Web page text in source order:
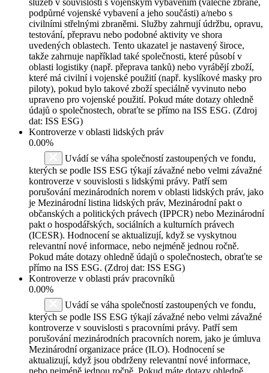
podpůrné vojenské vybavení a jeho součásti) a/nebo s
civilními střelnými zbraněmi. Služby zahrnují údržbu, opravu,
testování, přepravu nebo podobné aktivity ve shora
uvedených oblastech. Tento ukazatel je nastavený široce,
takže zahrnuje například také společnosti, které působí v
oblasti logistiky (např. přeprava tanků) nebo vyrábějí zboží,
které má civilní i vojenské použití (např. kyslíkové masky pro
piloty), pokud bylo takové zboží speciálně vyvinuto nebo
upraveno pro vojenské použití. Pokud máte dotazy ohledně
údajů o společnostech, obraťte se přímo na ISS ESG. (Zdroj
dat: ISS ESG)
Kontroverze v oblasti lidských práv
0.00%
Uvádí se váha společností zastoupených ve fondu,
kterých se podle ISS ESG týkají závažné nebo velmi závažné
kontroverze v souvislosti s lidskými právy. Patří sem
porušování mezinárodních norem v oblasti lidských práv, jako
je Mezinárodní listina lidských práv, Mezinárodní pakt o
občanských a politických právech (IPPCR) nebo Mezinárodní
pakt o hospodářských, sociálních a kulturních právech
(ICESR). Hodnocení se aktualizují, když se vyskytnou
relevantní nové informace, nebo nejméně jednou ročně.
Pokud máte dotazy ohledně údajů o společnostech, obraťte se
přímo na ISS ESG. (Zdroj dat: ISS ESG)
Kontroverze v oblasti práv pracovníků
0.00%
Uvádí se váha společností zastoupených ve fondu,
kterých se podle ISS ESG týkají závažné nebo velmi závažné
kontroverze v souvislosti s pracovními právy. Patří sem
porušování mezinárodních pracovních norem, jako je úmluva
Mezinárodní organizace práce (ILO). Hodnocení se
aktualizují, když jsou obdrženy relevantní nové informace,
nebo nejméně jednou ročně. Pokud máte dotazy ohledně